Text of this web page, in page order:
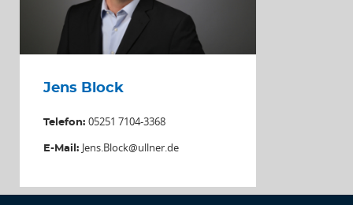
Jens Block
Telefon: 05251 7104-3368
E-Mail: Jens.Block@ullner.de